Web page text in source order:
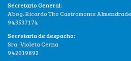
Secretario General:
Abog. Ricardo Tito Castromonte
943537174
Secretaria de despacho:
Sra. Violeta Cerna
942019892